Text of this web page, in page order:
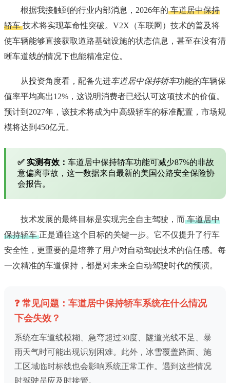
根据我接触到的行业内部消息，2026年的 车道居中保持
轿车 技术将实现革命性突破。V2X（车联网）技术的普及将
使车辆能够直接获取道路基础设施的状态信息，甚至在没有清
晰车道线的情况下也能精准定位。
从投资角度看，配备先进车道居中保持轿车功能的车辆保
值率平均高出12%，这说明消费者已经认可这项技术的价值。
预计到2027年，该技术将成为中高级轿车的标准配置，市场规
模将达到450亿元。
✅ 实测有效： 车道居中保持轿车功能可减少87%的非故
意偏离事故，这一数据来自最新的美国公路安全保险协
会报告。
技术发展的最终目标是实现完全自主驾驶，而 车道居中
保持轿车 正是通往这个目标的关键一步。它不仅提升了行车
安全性，更重要的是培养了用户对自动驾驶技术的信任感。每
一次精准的车道保持，都是对未来全自动驾驶时代的预演。
❓ 常见问题：车道居中保持轿车系统在什么情况
下会失效？
系统在车道线模糊、急弯超过30度、隧道光线不足、暴
雨天气时可能出现识别困难。此外，冰雪覆盖路面、施
工区域临时标线也会影响系统正常工作。遇到这些情况
时驾驶员应及时接管。